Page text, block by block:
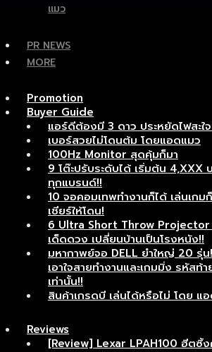
แมว
PR NEWS
MORE
Promotion
Buyer Guide
แอร์ดีต้องมี 3 ดาว ประหยัดไฟสะใ
เบอร์สวยไม่โดนต้ม โดยแอดแมว
100Hz Monitor สุดคุ้มก็มา
9 โต๊ะปรับระดับได้ เริ่มต้น 4,XXX
ทุกแบรนด์!!
10 จอคอมเทพทำงานก็ได้ เล่นเก
เชียร์ให้โดน!
6 Ultra Short Throw Projector
เด็ดดวง เปลี่ยนบ้านเป็นโรงหนัง!!
มหากาพย์จอ DELL ยำใหญ่ 20 รุ่น
เอาใจสายทำงานและเกมมิ่ง รหัสท้
เท่านั้น!!
สินค้าเกรดบี เล่นได้หรือไม่ โดย แ
Reviews
[Review] Lexar LPAH100 ฮีตซิ้ง